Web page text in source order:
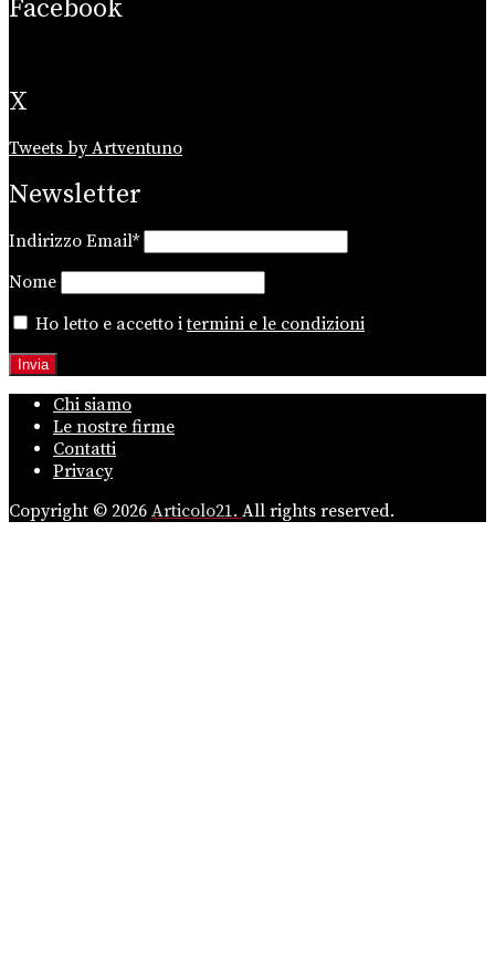
Facebook
X
Tweets by Artventuno
Newsletter
Indirizzo Email*
Nome
Ho letto e accetto itermini e le condizioni
Chi siamo
Le nostre firme
Contatti
Privacy
Copyright © 2026 Articolo21. All rights reserved.